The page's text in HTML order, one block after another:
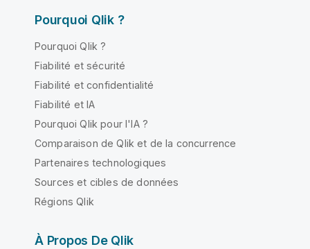
Pourquoi Qlik ?
Pourquoi Qlik ?
Fiabilité et sécurité
Fiabilité et confidentialité
Fiabilité et IA
Pourquoi Qlik pour l'IA ?
Comparaison de Qlik et de la concurrence
Partenaires technologiques
Sources et cibles de données
Régions Qlik
À Propos De Qlik